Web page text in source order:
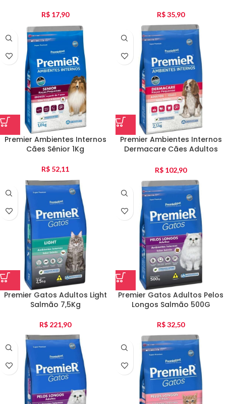
R$ 17,90 R$35,90
Premier Ambientes Internos
Cães Sênior 1Kg
R$ 52,11
Premier Ambientes Internos
Dermacare Cães Adultos
R$ 102,90
Premier Gatos Adultos Light
Salmão 7,5Kg
R$ 221,90
Premier Gatos Adultos Pelos
Longos Salmão 500G
R$32,50